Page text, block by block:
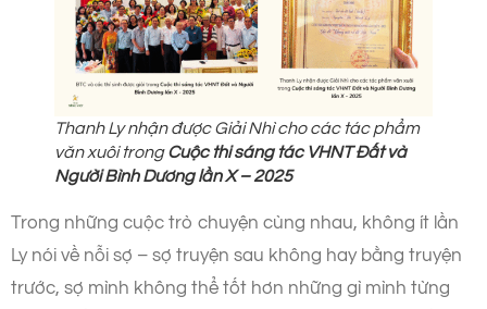
Thanh Ly nhận được Giải Nhì cho các tác phẩm
văn xuôi trongCuộc thi sáng tác VHNT Đất và
Người Bình Dương lần X – 2025
Trong những cuộc trò chuyện cùng nhau, không ít lần
Ly nói về nỗi sợ – sợ truyện sau không hay bằng truyện
trước, sợ mình không thể tốt hơn những gì mình từng